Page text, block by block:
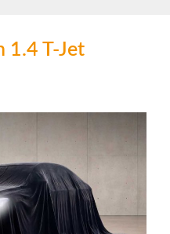
1.4 T-Jet